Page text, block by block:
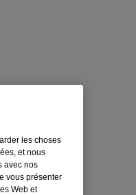
les choses
et nous
avec nos
vous présenter
Web et